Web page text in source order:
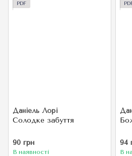
PDF
Даніель Лорі
Солодке забуття
90 грн
В наявності
94
В